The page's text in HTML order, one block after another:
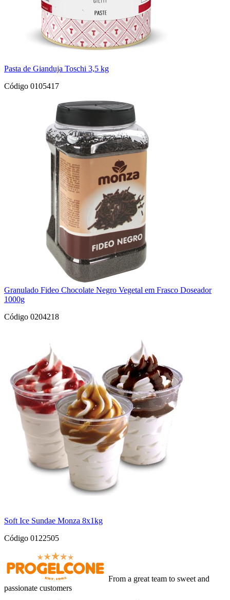
Pasta de Gianduja Toschi 3,5 kg
Código 0105417
Granulado Fideo Chocolate Negro Vegetal em Frasco Doseador
1000g
Código 0204218
Soft Ice Sundae Monza 8x1kg
Código 0122505
From a great team to sweet and
passionate customers